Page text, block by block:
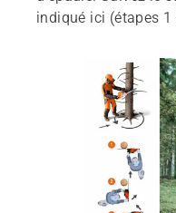
indiqué ici (étapes 1